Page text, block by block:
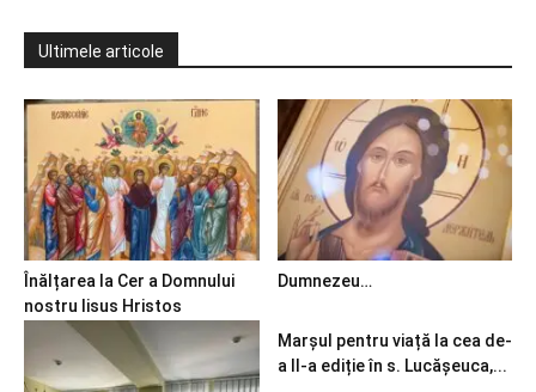
Ultimele articole
Înălțarea la Cer a Domnului
nostru Iisus Hristos
Dumnezeu…
Marșul pentru viață la cea de-
a II-a ediție în s. Lucășeuca,...